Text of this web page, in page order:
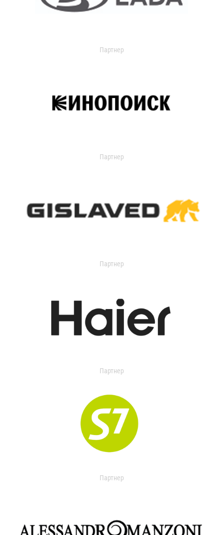
Партнер
Партнер
Партнер
Партнер
Партнер